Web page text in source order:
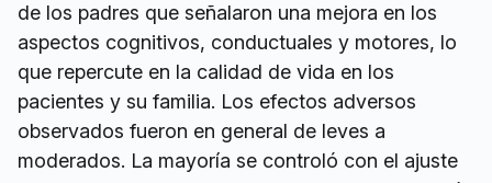
de los padres que señalaron una mejora en los
aspectos cognitivos, conductuales y motores, lo
que repercute en la calidad de vida en los
pacientes y su familia. Los efectos adversos
observados fueron en general de leves a
moderados. La mayoría se controló con el ajuste